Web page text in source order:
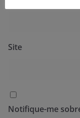
Site
Notifique-me